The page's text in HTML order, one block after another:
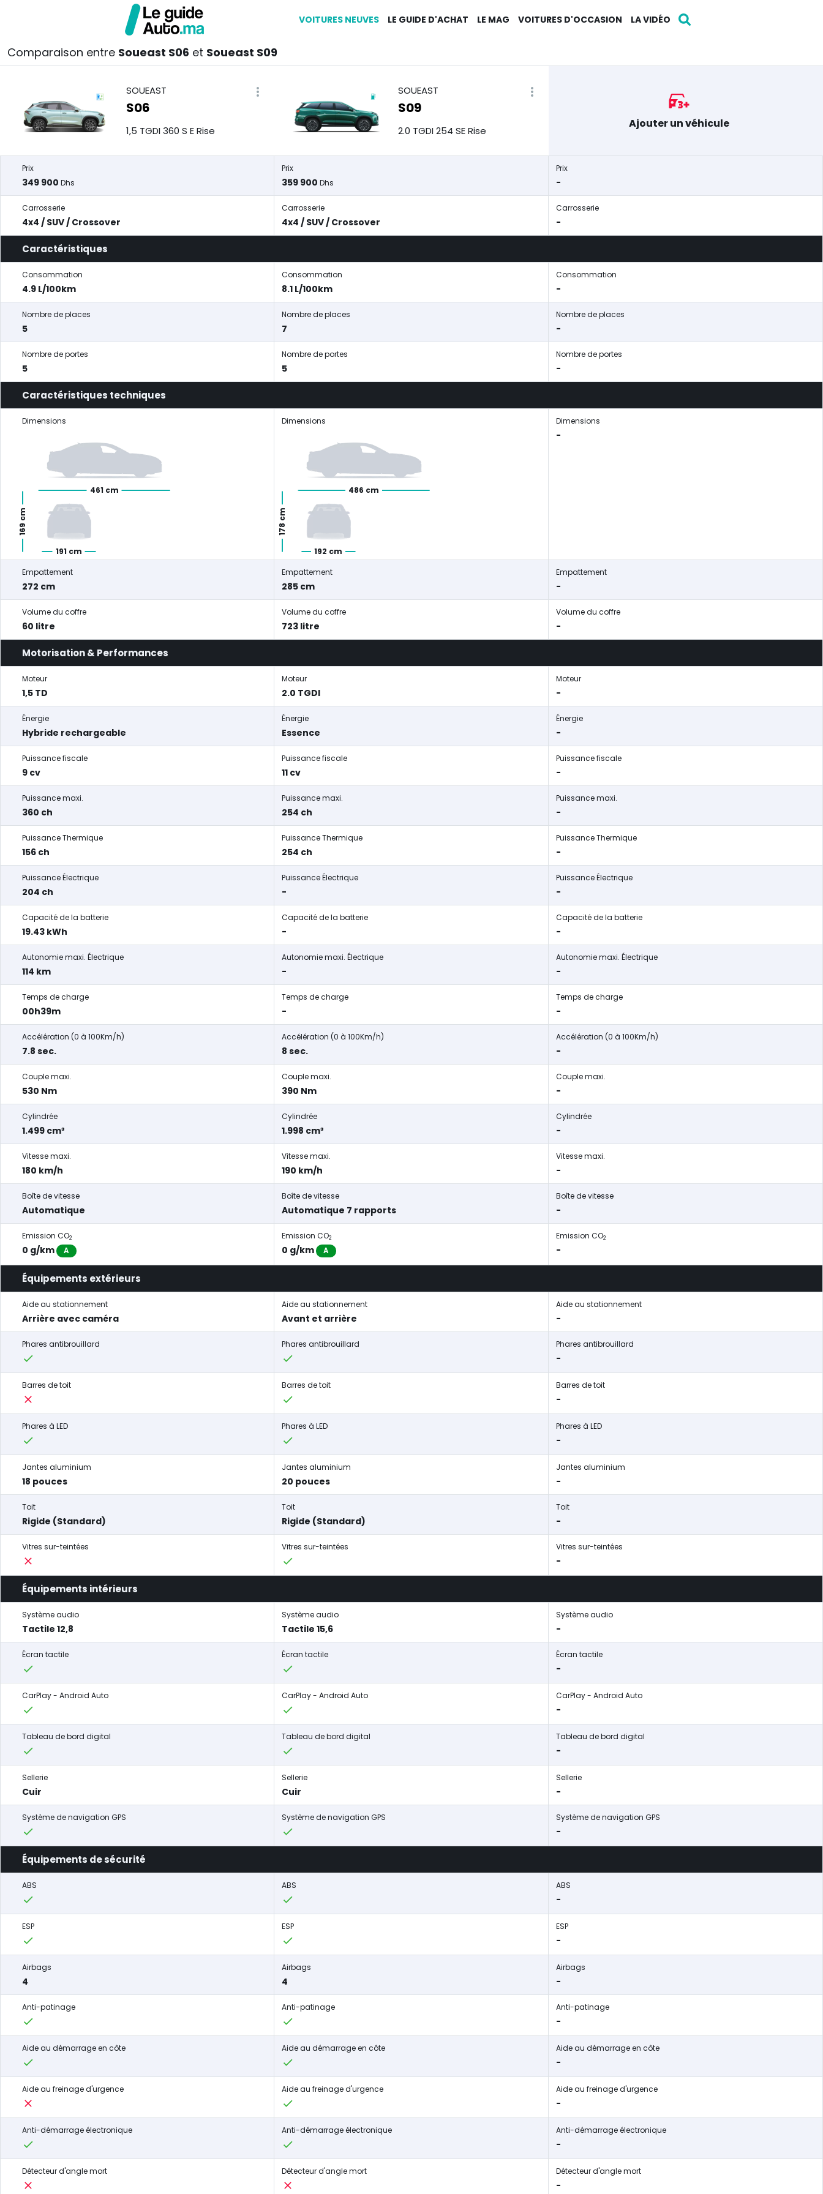
VOITURES NEUVES LE GUIDE D'ACHAT LE MAG VOITURES D'OCCASION LA VIDÉO
Comparaison entre Soueast S06 et Soueast S09
SOUEAST
S06
1,5 TGDI 360 S E Rise
SOUEAST
S09
2.0 TGDI 254 SE Rise
Ajouter un véhicule
Prix
349 900 Dhs
Prix
359 900 Dhs
Prix
-
Carrosserie
4x4 / SUV / Crossover
Carrosserie
4x4 / SUV / Crossover
Carrosserie
-
Caractéristiques
Consommation
4.9 L/100km
Consommation
8.1 L/100km
Consommation
-
Nombre de places
5
Nombre de places
7
Nombre de places
-
Nombre de portes
5
Nombre de portes
5
Nombre de portes
-
Caractéristiques techniques
Dimensions
461 cm
191 cm
169 cm
Dimensions
486 cm
192 cm
178 cm
Dimensions
-
Empattement
272 cm
Empattement
285 cm
Empattement
-
Volume du coffre
60 litre
Volume du coffre
723 litre
Volume du coffre
-
Motorisation & Performances
Moteur
1,5 TD
Moteur
2.0 TGDI
Moteur
-
Énergie
Hybride rechargeable
Énergie
Essence
Énergie
-
Puissance fiscale
9 cv
Puissance fiscale
11 cv
Puissance fiscale
-
Puissance maxi.
360 ch
Puissance maxi.
254 ch
Puissance maxi.
-
Puissance Thermique
156 ch
Puissance Thermique
254 ch
Puissance Thermique
-
Puissance Électrique
204 ch
Puissance Électrique
-
Puissance Électrique
-
Capacité de la batterie
19.43 kWh
Capacité de la batterie
-
Capacité de la batterie
-
Autonomie maxi. Électrique
114 km
Autonomie maxi. Électrique
-
Autonomie maxi. Électrique
-
Temps de charge
00h39m
Temps de charge
-
Temps de charge
-
Accélération (0 à 100Km/h)
7.8 sec.
Accélération (0 à 100Km/h)
8 sec.
Accélération (0 à 100Km/h)
-
Couple maxi.
530 Nm
Couple maxi.
390 Nm
Couple maxi.
-
Cylindrée
1.499 cm³
Cylindrée
1.998 cm³
Cylindrée
-
Vitesse maxi.
180 km/h
Vitesse maxi.
190 km/h
Vitesse maxi.
-
Boîte de vitesse
Automatique
Boîte de vitesse
Automatique 7 rapports
Boîte de vitesse
-
Emission CO2
0 g/km A
Emission CO2
0 g/km A
Emission CO2
-
Équipements extérieurs
Aide au stationnement
Arrière avec caméra
Aide au stationnement
Avant et arrière
Aide au stationnement
-
Phares antibrouillard Phares antibrouillard Phares antibrouillard
-
Barres de toit Barres de toit Barres de toit
-
Phares à LED Phares à LED Phares à LED
-
Jantes aluminium
18 pouces
Jantes aluminium
20 pouces
Jantes aluminium
-
Toit
Rigide (Standard)
Toit
Rigide (Standard)
Toit
-
Vitres sur-teintées Vitres sur-teintées Vitres sur-teintées
-
Équipements intérieurs
Système audio
Tactile 12,8
Système audio
Tactile 15,6
Système audio
-
Écran tactile Écran tactile Écran tactile
-
CarPlay - Android Auto CarPlay - Android Auto CarPlay - Android Auto
-
Tableau de bord digital Tableau de bord digital Tableau de bord digital
-
Sellerie
Cuir
Sellerie
Cuir
Sellerie
-
Système de navigation GPS Système de navigation GPS Système de navigation GPS
-
Équipements de sécurité
ABS ABS ABS
-
ESP ESP ESP
-
Airbags
4
Airbags
4
Airbags
-
Anti-patinage Anti-patinage Anti-patinage
-
Aide au démarrage en côte Aide au démarrage en côte Aide au démarrage en côte
-
Aide au freinage d'urgence Aide au freinage d'urgence Aide au freinage d'urgence
-
Anti-démarrage électronique Anti-démarrage électronique Anti-démarrage électronique
-
Détecteur d'angle mort Détecteur d'angle mort Détecteur d'angle mort
-